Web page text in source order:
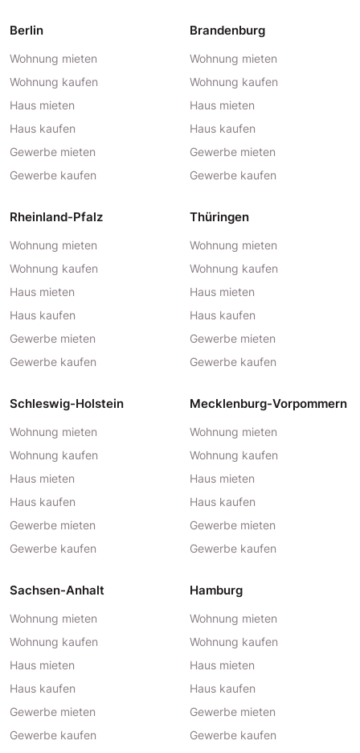
Berlin
Wohnung mieten
Wohnung kaufen
Haus mieten
Haus kaufen
Gewerbe mieten
Gewerbe kaufen
Brandenburg
Wohnung mieten
Wohnung kaufen
Haus mieten
Haus kaufen
Gewerbe mieten
Gewerbe kaufen
Rheinland-Pfalz
Wohnung mieten
Wohnung kaufen
Haus mieten
Haus kaufen
Gewerbe mieten
Gewerbe kaufen
Thüringen
Wohnung mieten
Wohnung kaufen
Haus mieten
Haus kaufen
Gewerbe mieten
Gewerbe kaufen
Schleswig-Holstein
Wohnung mieten
Wohnung kaufen
Haus mieten
Haus kaufen
Gewerbe mieten
Gewerbe kaufen
Mecklenburg-Vorpommern
Wohnung mieten
Wohnung kaufen
Haus mieten
Haus kaufen
Gewerbe mieten
Gewerbe kaufen
Sachsen-Anhalt
Wohnung mieten
Wohnung kaufen
Haus mieten
Haus kaufen
Gewerbe mieten
Gewerbe kaufen
Hamburg
Wohnung mieten
Wohnung kaufen
Haus mieten
Haus kaufen
Gewerbe mieten
Gewerbe kaufen